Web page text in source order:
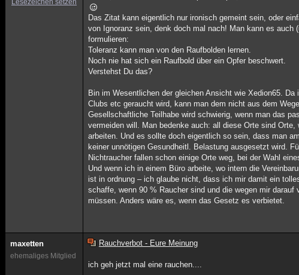
Lesezeichen setzen
Das Zitat kann eigentlich nur ironisch gemeint sein, oder
von Ignoranz sein, denk doch mal nach! Man kann es auch
formulieren:
Toleranz kann man von den Raufbolden lernen.
Noch nie hat sich ein Raufbold über ein Opfer beschwert.
Verstehst Du das?
Bin im Wesentlichen der gleichen Ansicht wie Xedion65. Da
Clubs etc geraucht wird, kann man dem nicht aus dem
Gesellschaftliche Teilhabe wird schwierig, wenn man das
vermeiden will. Man bedenke auch: all diese Orte sind Orte,
arbeiten. Und es sollte doch eigentlich so sein, dass man
keiner unnötigen Gesundheitl. Belastung ausgesetzt wird.
Nichtraucher fallen schon einige Orte weg, bei der Wahl
Und wenn ich in einem Büro arbeite, wo intern die
ist in ordnung – ich glaube nicht, dass ich mir damit ein
schaffe, wenn 90 % Raucher sind und die wegen mir darauf
müssen. Anders wäre es, wenn das Gesetz es verbietet.
maxetten
ehemaliges Mitglied
Rauchverbot - Eure Meinung
ich geh jetzt mal eine rauchen....